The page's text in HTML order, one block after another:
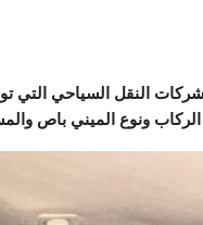
النقل السياحي التي
ونوع الميني باص